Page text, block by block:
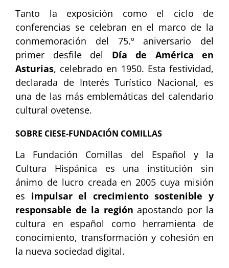
Tanto la exposición como el ciclo de
conferencias se celebran en el marco de la
conmemoración del 75.º aniversario del
primer desfile del Día de América en
Asturias, celebrado en 1950. Esta festividad,
declarada de Interés Turístico Nacional, es
una de las más emblemáticas del calendario
cultural ovetense.
SOBRE CIESE-FUNDACIÓN COMILLAS
La Fundación Comillas del Español y la
Cultura Hispánica es una institución sin
ánimo de lucro creada en 2005 cuya misión
es impulsar el crecimiento sostenible y
responsable de la región apostando por la
cultura en español como herramienta de
conocimiento, transformación y cohesión en
la nueva sociedad digital.